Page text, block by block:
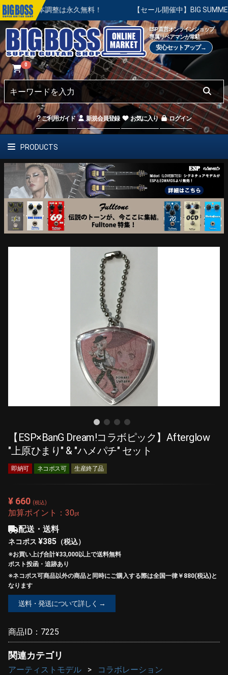
調整は永久無料！ 【セール開催中】BIG SUMMER SALE |
ESP直営オンラインショップ
専属リペアマンが常駐
安心セットアップ→
0
ご利用ガイド 新規会員登録 お気に入り ログイン
PRODUCTS
【ESP×BanG Dream!コラボピック】Afterglow
"上原ひまり" & "ハメパチ" セット
即納可 ネコポス可 生産終了品
¥ 660 (税込)
加算ポイント： 30pt
配送・送料
ネコポス ¥385 （税込）
※お買い上げ合計¥33,000以上で送料無料
ポスト投函・追跡あり
※ネコポス可商品以外の商品と同時にご購入する際は全国一律￥880(税込)と
なります
送料・発送について詳しく →
商品ID： 7225
関連カテゴリ
アーティストモデル
コラボレーション